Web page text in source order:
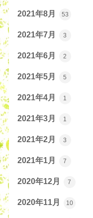
2021年8月 53
2021年7月 3
2021年6月 2
2021年5月 5
2021年4月 1
2021年3月 1
2021年2月 3
2021年1月 7
2020年12月 7
2020年11月 10